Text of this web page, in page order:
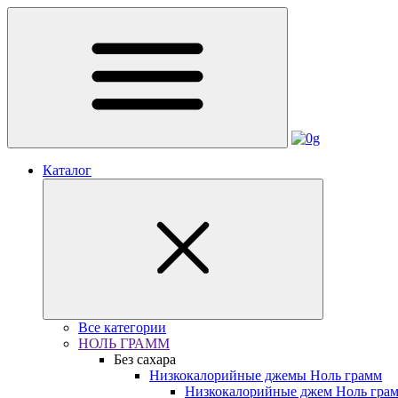
Каталог
Все категории
НОЛЬ ГРАММ
Без сахара
Низкокалорийные джемы Ноль грамм
Низкокалорийные джем Ноль